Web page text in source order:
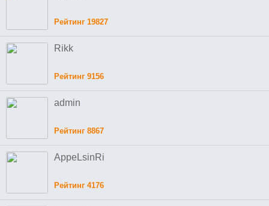
Рейтинг 19827
Rikk
Рейтинг 9156
admin
Рейтинг 8867
AppeLsinRi
Рейтинг 4176